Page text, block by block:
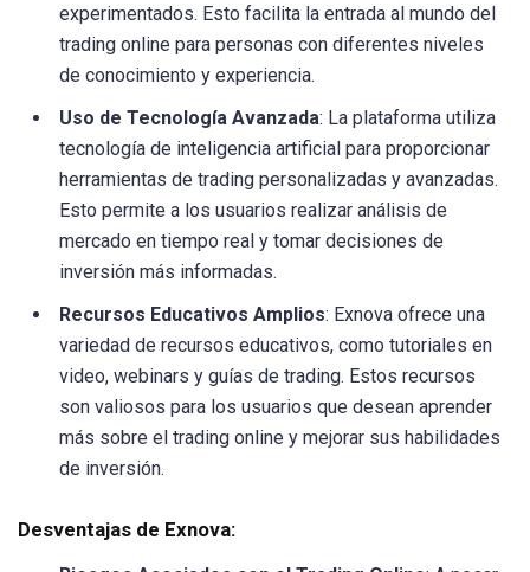
experimentados. Esto facilita la entrada al mundo del
trading online para personas con diferentes niveles
de conocimiento y experiencia.
Uso de Tecnología Avanzada: La plataforma utiliza
tecnología de inteligencia artificial para proporcionar
herramientas de trading personalizadas y avanzadas.
Esto permite a los usuarios realizar análisis de
mercado en tiempo real y tomar decisiones de
inversión más informadas.
Recursos Educativos Amplios: Exnova ofrece una
variedad de recursos educativos, como tutoriales en
video, webinars y guías de trading. Estos recursos
son valiosos para los usuarios que desean aprender
más sobre el trading online y mejorar sus habilidades
de inversión.
Desventajas de Exnova: